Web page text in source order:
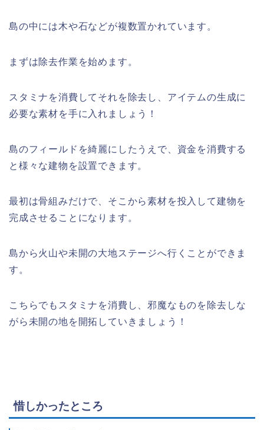
島の中には木や石などが複数置かれています。
まずは除去作業を始めます。
スタミナを消費してそれを除去し、アイテムの生成に
必要な素材を手に入れましょう！
島のフィールドを綺麗にしたうえで、資金を消費する
と様々な建物を設置できます。
最初は骨組みだけで、そこから素材を投入して建物を
完成させることになります。
島から火山や未開の大地ステージへ行くことができま
す。
こちらでもスタミナを消費し、邪魔なものを除去しな
がら未開の地を開拓していきましょう！
惜しかったところ